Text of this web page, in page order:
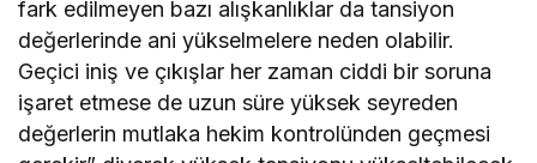
fark edilmeyen bazı alışkanlıklar da tansiyon
değerlerinde ani yükselmelere neden olabilir.
Geçici iniş ve çıkışlar her zaman ciddi bir soruna
işaret etmese de uzun süre yüksek seyreden
değerlerin mutlaka hekim kontrolünden geçmesi